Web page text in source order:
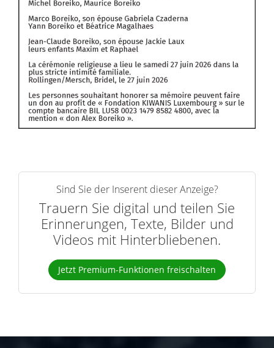
Sind Sie der Inserent dieser Anzeige?
Trauern Sie digital und teilen Sie
Erinnerungen, Texte, Bilder und
Videos mit Hinterbliebenen.
Jetzt Premium-Funktionen freischalten